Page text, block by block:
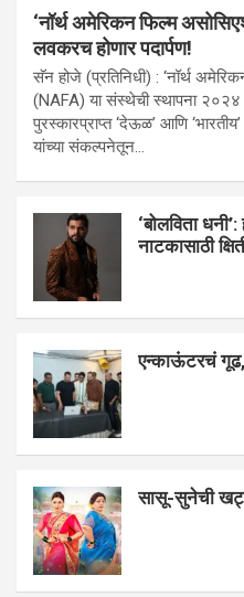
‘नॉर्थ अमेरिकन फिल्म
लवकरच होणार पदार्पण!
सॅन होजे (प्रतिनिधी) : ‘नॉर्थ
(NAFA) या संस्थेची स्थापना २०२४
पुरस्कारप्राप्त ‘देऊळ’ आणि
यांच्या संकल्पनेतून…
‘बोलविता
नाटकासाठी
एन्काऊंटरचं गूढ,
सासू-सुनेची